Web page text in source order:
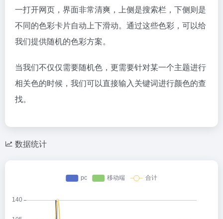
一打开网页，界面非常清爽，上侧是搜索栏，下侧则是
不同的色彩卡片自动上下滑动。通过这些色彩，可以给
我们提供随机的色彩方案。
当我们不仅仅需要随机色，更需要针对某一个主题进行
相关色的时候，我们可以直接输入关键词进行颜色的查
找。
数据统计